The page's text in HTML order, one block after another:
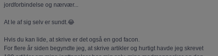
jordforbindelse og nærvær...
At le af sig selv er sundt.😂
Hvis du kan lide, at skrive er det også en god facon.
For flere år siden begyndte jeg, at skrive artikler og hurtigt havde jeg skrevet